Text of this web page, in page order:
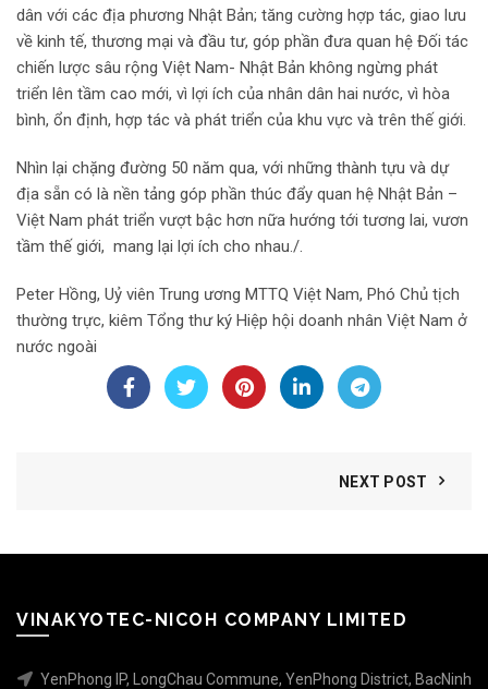
dân với các địa phương Nhật Bản; tăng cường hợp tác, giao lưu
về kinh tế, thương mại và đầu tư, góp phần đưa quan hệ Đối tác
chiến lược sâu rộng Việt Nam- Nhật Bản không ngừng phát
triển lên tầm cao mới, vì lợi ích của nhân dân hai nước, vì hòa
bình, ổn định, hợp tác và phát triển của khu vực và trên thế giới.
Nhìn lại chặng đường 50 năm qua, với những thành tựu và dự
địa sẵn có là nền tảng góp phần thúc đẩy quan hệ Nhật Bản –
Việt Nam phát triển vượt bậc hơn nữa hướng tới tương lai, vươn
tầm thế giới, mang lại lợi ích cho nhau./.
Peter Hồng, Uỷ viên Trung ương MTTQ Việt Nam, Phó Chủ tịch
thường trực, kiêm Tổng thư ký Hiệp hội doanh nhân Việt Nam ở
nước ngoài
NEXT POST
VINAKYOTEC-NICOH COMPANY LIMITED
YenPhong IP, LongChau Commune, YenPhong District, BacNinh